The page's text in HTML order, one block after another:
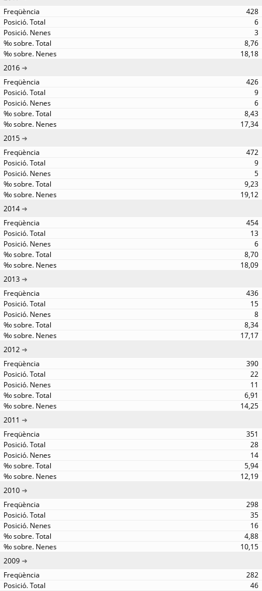
428
6
3
8,76
18,18
2016
426
9
6
8,43
17,34
2015
472
9
5
9,23
19,12
2014
454
13
6
8,70
18,09
2013
436
15
8
8,34
17,17
2012
390
22
11
6,91
14,25
2011
351
28
14
5,94
12,19
2010
298
35
16
4,88
10,15
2009
282
46